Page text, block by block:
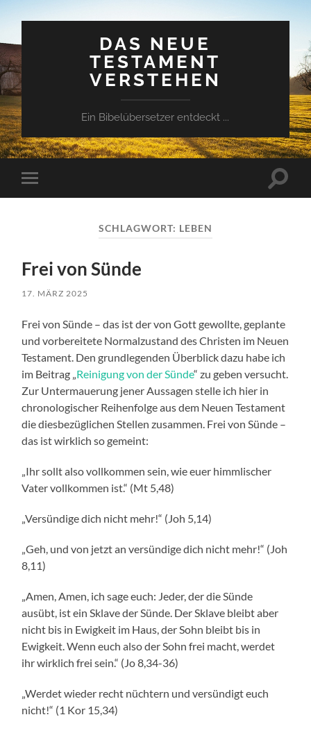
DAS NEUE
TESTAMENT
VERSTEHEN
Ein Bibelübersetzer entdeckt ...
Mobile-
Menü
SCHLAGWORT: LEBEN
Frei von Sünde
17. MÄRZ 2025
Frei von Sünde – das ist der von Gott gewollte, geplante
und vorbereitete Normalzustand des Christen im Neuen
Testament. Den grundlegenden Überblick dazu habe ich
im Beitrag „Reinigung von der Sünde“ zu geben versucht.
Zur Untermauerung jener Aussagen stelle ich hier in
chronologischer Reihenfolge aus dem Neuen Testament
die diesbezüglichen Stellen zusammen. Frei von Sünde –
das ist wirklich so gemeint:
„Ihr sollt also vollkommen sein, wie euer himmlischer
Vater vollkommen ist.“ (Mt 5,48)
„Versündige dich nicht mehr!“ (Joh 5,14)
„Geh, und von jetzt an versündige dich nicht mehr!“ (Joh
8,11)
„Amen, Amen, ich sage euch: Jeder, der die Sünde
ausübt, ist ein Sklave der Sünde. Der Sklave bleibt aber
nicht bis in Ewigkeit im Haus, der Sohn bleibt bis in
Ewigkeit. Wenn euch also der Sohn frei macht, werdet
ihr wirklich frei sein.“ (Jo 8,34-36)
„Werdet wieder recht nüchtern und versündigt euch
nicht!“ (1 Kor 15,34)